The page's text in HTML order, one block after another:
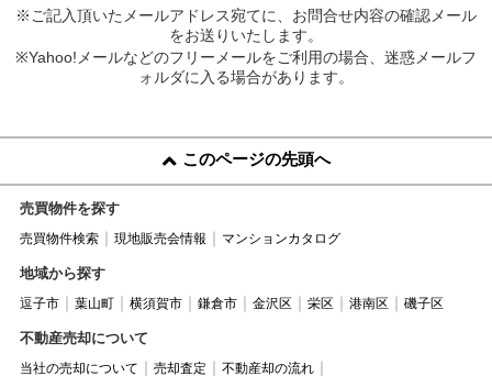
※ご記入頂いたメールアドレス宛てに、お問合せ内容の確認メール
をお送りいたします。
※Yahoo!メールなどのフリーメールをご利用の場合、迷惑メールフ
ォルダに入る場合があります。
このページの先頭へ
売買物件を探す
売買物件検索 現地販売会情報 マンションカタログ
地域から探す
逗子市 葉山町 横須賀市 鎌倉市 金沢区 栄区 港南区 磯子区
不動産売却について
当社の売却について 売却査定
不動産却の流れ